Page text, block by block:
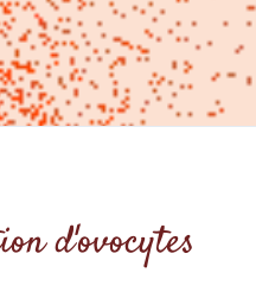
d'ovocytes